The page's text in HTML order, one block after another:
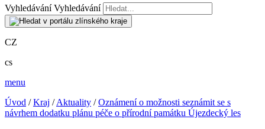
Vyhledávání Vyhledávání
CZ
cs
menu
Úvod /Kraj /Aktuality /Oznámení o možnosti seznámit se s
návrhem dodatku plánu péče o přírodní památku Újezdecký les